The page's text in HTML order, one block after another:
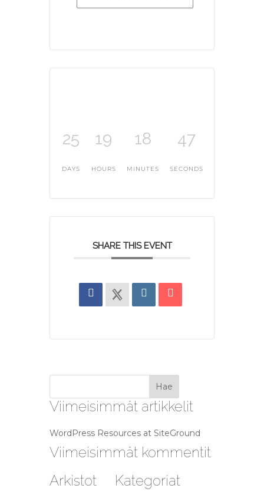
25
DAYS
19
HOURS
18
MINUTES
47
SECONDS
SHARE THIS EVENT
Viimeisimmät artikkelit
WordPress Resources at SiteGround
Viimeisimmät kommentit
Arkistot
Kategoriat